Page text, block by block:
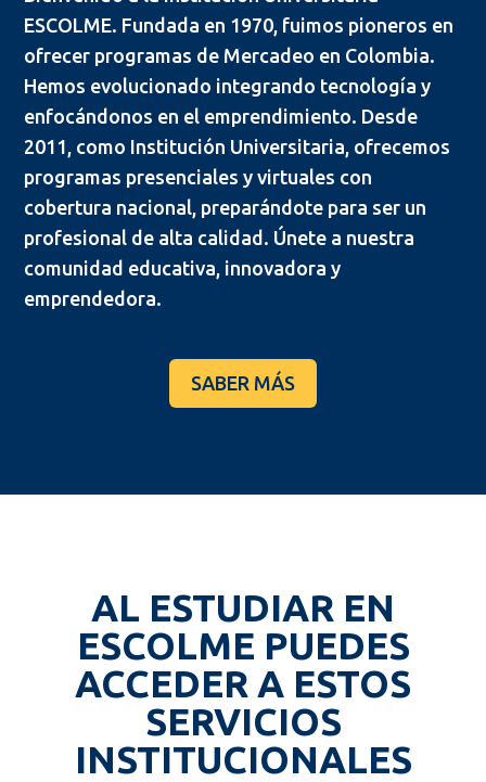
ESCOLME. Fundada en 1970, fuimos pioneros en
ofrecer programas de Mercadeo en Colombia.
Hemos evolucionado integrando tecnología y
enfocándonos en el emprendimiento. Desde
2011, como Institución Universitaria, ofrecemos
programas presenciales y virtuales con
cobertura nacional, preparándote para ser un
profesional de alta calidad. Únete a nuestra
comunidad educativa, innovadora y
emprendedora.
SABER MÁS
AL ESTUDIAR EN
ESCOLME PUEDES
ACCEDER A ESTOS
SERVICIOS
INSTITUCIONALES